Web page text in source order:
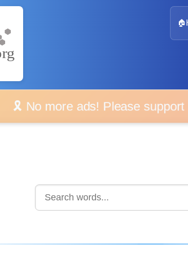
🏠
🎗️ No more ads! Please